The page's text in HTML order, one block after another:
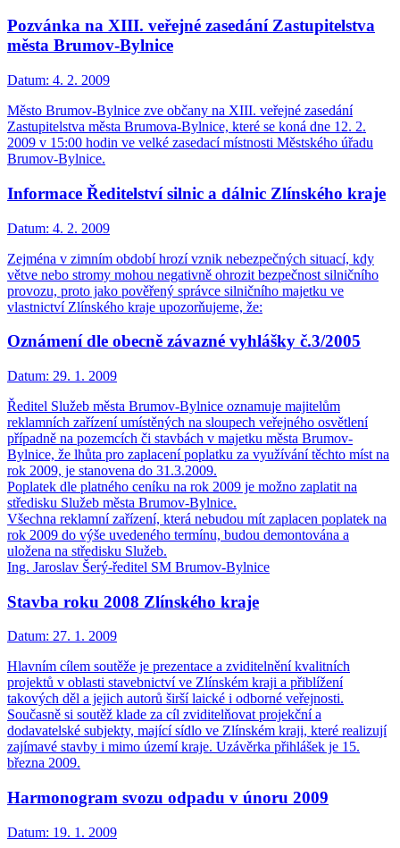
Pozvánka na XIII. veřejné zasedání Zastupitelstva
města Brumov-Bylnice
Datum: 4. 2. 2009
Město Brumov-Bylnice zve občany na XIII. veřejné zasedání
Zastupitelstva města Brumova-Bylnice, které se koná dne 12. 2.
2009 v 15:00 hodin ve velké zasedací místnosti Městského úřadu
Brumov-Bylnice.
Informace Ředitelství silnic a dálnic Zlínského kraje
Datum: 4. 2. 2009
Zejména v zimním období hrozí vznik nebezpečných situací, kdy
větve nebo stromy mohou negativně ohrozit bezpečnost silničního
provozu, proto jako pověřený správce silničního majetku ve
vlastnictví Zlínského kraje upozorňujeme, že:
Oznámení dle obecně závazné vyhlášky č.3/2005
Datum: 29. 1. 2009
Ředitel Služeb města Brumov-Bylnice oznamuje majitelům
reklamních zařízení umístěných na sloupech veřejného osvětlení
případně na pozemcích či stavbách v majetku města Brumov-
Bylnice, že lhůta pro zaplacení poplatku za využívání těchto míst na
rok 2009, je stanovena do 31.3.2009.
Poplatek dle platného ceníku na rok 2009 je možno zaplatit na
středisku Služeb města Brumov-Bylnice.
Všechna reklamní zařízení, která nebudou mít zaplacen poplatek na
rok 2009 do výše uvedeného termínu, budou demontována a
uložena na středisku Služeb.
Ing. Jaroslav Šerý-ředitel SM Brumov-Bylnice
Stavba roku 2008 Zlínského kraje
Datum: 27. 1. 2009
Hlavním cílem soutěže je prezentace a zviditelnění kvalitních
projektů v oblasti stavebnictví ve Zlínském kraji a přiblížení
takových děl a jejich autorů širší laické i odborné veřejnosti.
Současně si soutěž klade za cíl zviditelňovat projekční a
dodavatelské subjekty, mající sídlo ve Zlínském kraji, které realizují
zajímavé stavby i mimo území kraje. Uzávěrka přihlášek je 15.
března 2009.
Harmonogram svozu odpadu v únoru 2009
Datum: 19. 1. 2009